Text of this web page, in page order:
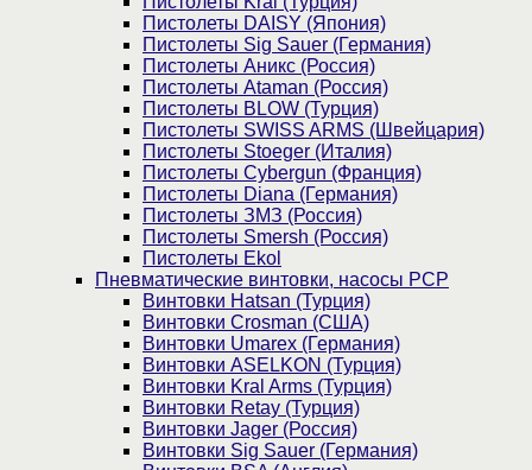
Пистолеты DAISY (Япония)
Пистолеты Sig Sauer (Германия)
Пистолеты Аникс (Россия)
Пистолеты Ataman (Россия)
Пистолеты BLOW (Турция)
Пистолеты SWISS ARMS (Швейцария)
Пистолеты Stoeger (Италия)
Пистолеты Cybergun (Франция)
Пистолеты Diana (Германия)
Пистолеты ЗМЗ (Россия)
Пистолеты Smersh (Россия)
Пистолеты Ekol
Пневматические винтовки, насосы PCP
Винтовки Hatsan (Турция)
Винтовки Crosman (США)
Винтовки Umarex (Германия)
Винтовки ASELKON (Турция)
Винтовки Kral Arms (Турция)
Винтовки Retay (Турция)
Винтовки Jager (Россия)
Винтовки Sig Sauer (Германия)